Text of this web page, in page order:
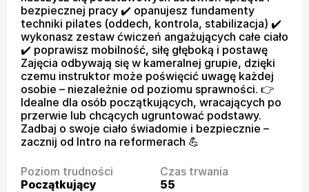
bezpiecznej pracy ✔️ opanujesz fundamenty
techniki pilates (oddech, kontrola, stabilizacja) ✔️
wykonasz zestaw ćwiczeń angażujących całe ciało
✔️ poprawisz mobilność, siłę głęboką i postawę
Zajęcia odbywają się w kameralnej grupie, dzięki
czemu instruktor może poświęcić uwagę każdej
osobie – niezależnie od poziomu sprawności. 👉
Idealne dla osób początkujących, wracających po
przerwie lub chcących ugruntować podstawy.
Zadbaj o swoje ciało świadomie i bezpiecznie –
zacznij od Intro na reformerach 💪
Poziom trudności
Początkujący
Czas trwania
55